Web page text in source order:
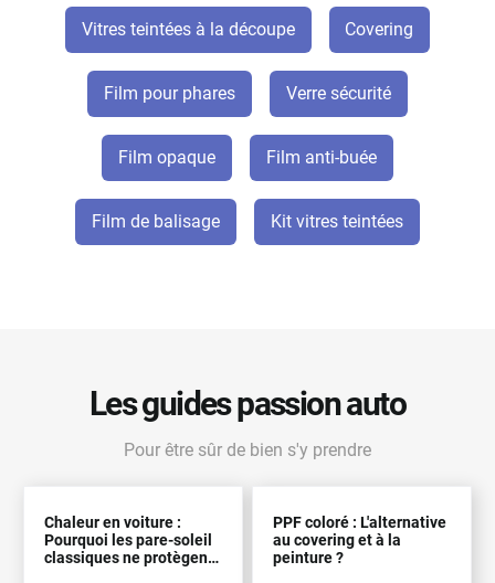
Vitres teintées à la découpe Covering
Film pour phares Verre sécurité
Film opaque Film anti-buée
Film de balisage Kit vitres teintées
Les guides passion auto
Pour être sûr de bien s'y prendre
Chaleur en voiture :
Pourquoi les pare-soleil
classiques ne protègent
PPF coloré : L'alternative
au covering et à la
peinture ?